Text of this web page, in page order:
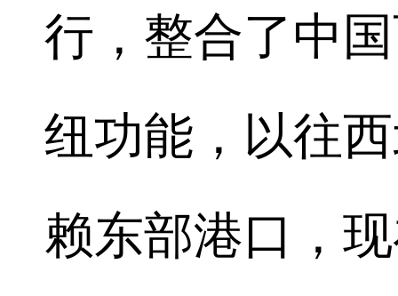
行，整合了中
纽功能，以往
赖东部港口，